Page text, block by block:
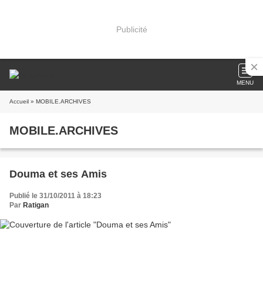
Publicité
MENU
Accueil » MOBILE.ARCHIVES
MOBILE.ARCHIVES
Douma et ses Amis
Publié le 31/10/2011 à 18:23
Par Ratigan